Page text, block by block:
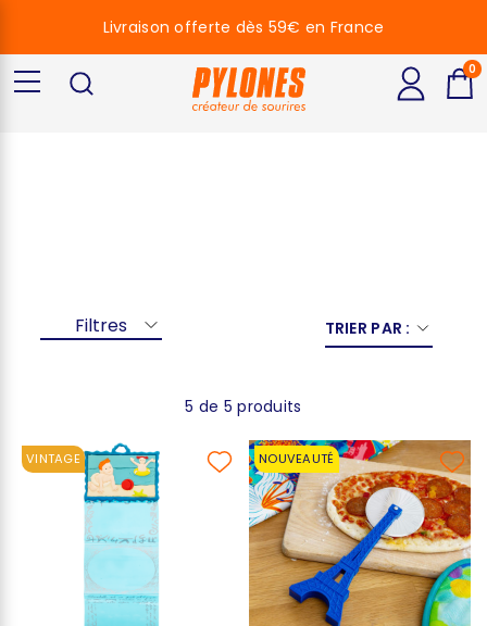
Filtres TRIER PAR :
5 de 5 produits
VINTAGE NOUVEAUTÉ
Livraison offerte dès 59€ en France
0